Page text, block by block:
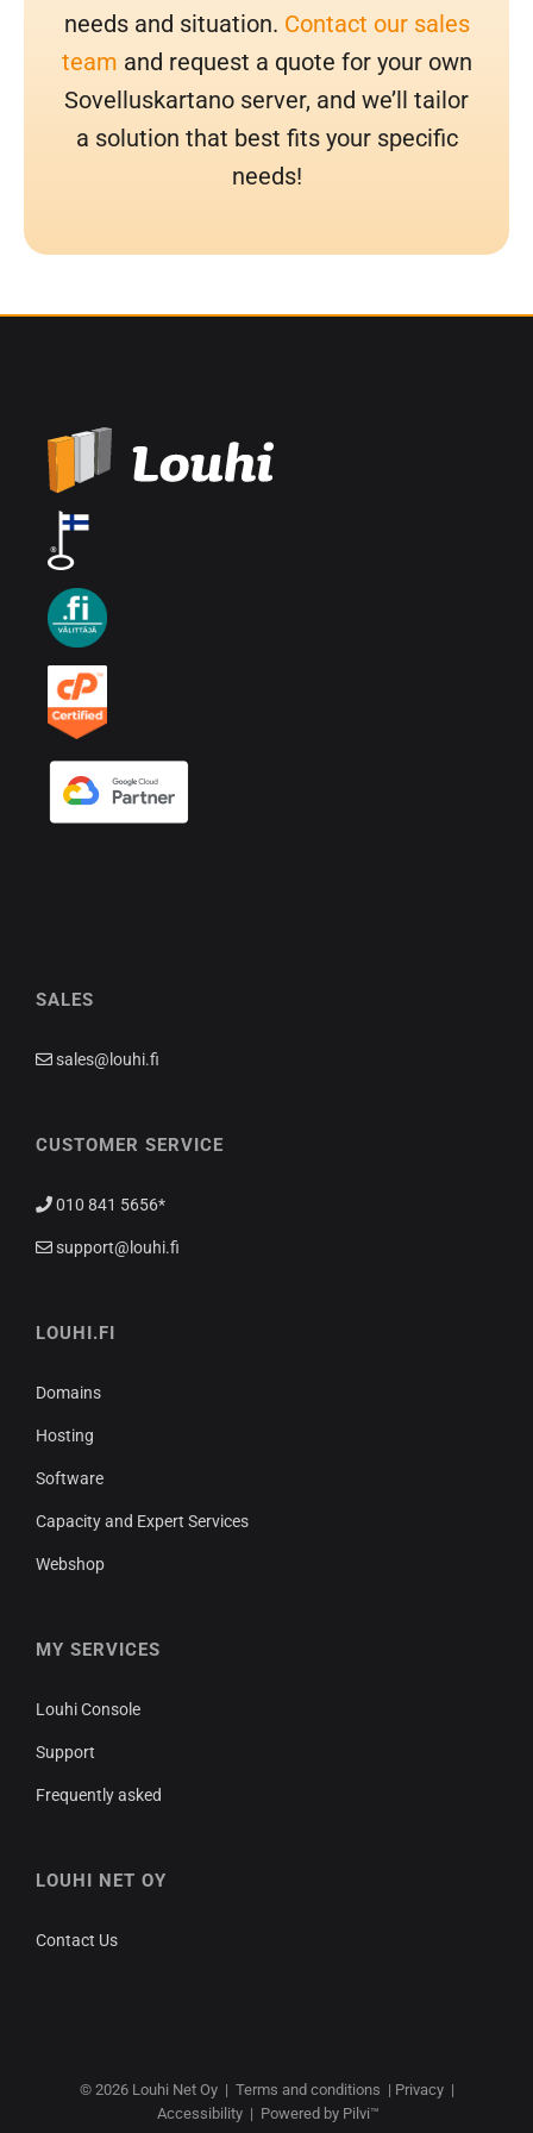
needs and situation. Contact our sales
team and request a quote for your own
Sovelluskartano server, and we’ll tailor
a solution that best fits your specific
needs!
SALES
sales@louhi.fi
CUSTOMER SERVICE
010 841 5656*
support@louhi.fi
LOUHI.FI
Domains
Hosting
Software
Capacity and Expert Services
Webshop
MY SERVICES
Louhi Console
Support
Frequently asked
LOUHI NET OY
Contact Us
© 2026 Louhi Net Oy| Terms and conditions | Privacy|
Accessibility | Powered by Pilvi™